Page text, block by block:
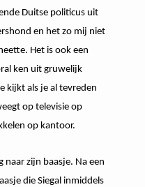
Duitse politicus uit
en het zo mij niet
Het is ook een
ken uit gruwelijk
kijkt als je al tevreden
op televisie op
op kantoor.
naar zijn baasje. Na een
die Siegal inmiddels